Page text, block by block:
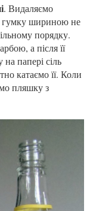
. Видаляємо
гумку шириною не
порядку.
а після її
папері сіль
катаємо її. Коли
пляшку з